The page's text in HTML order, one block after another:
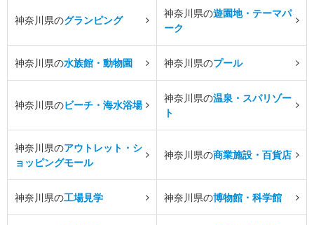
神奈川県のグランピング
神奈川県の遊園地・テーマパ
ーク
神奈川県の水族館・動物園 神奈川県のプール
神奈川県のビーチ・海水浴場
神奈川県の温泉・スパリゾー
ト
神奈川県のアウトレット・シ
ョッピングモール
神奈川県の商業施設・百貨店
神奈川県の工場見学 神奈川県の博物館・科学館